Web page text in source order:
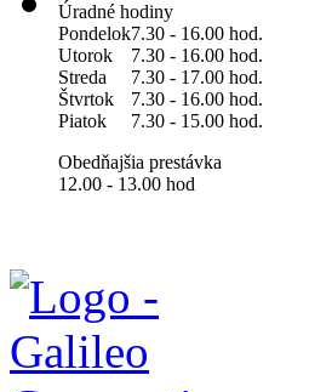
Úradné hodiny
Pondelok7.30 - 16.00 hod.
Utorok
7.30 - 16.00 hod.
Streda
7.30 - 17.00 hod.
Štvrtok
7.30 - 16.00 hod.
Piatok
7.30 - 15.00 hod.
Obedňajšia prestávka
12.00 - 13.00 hod